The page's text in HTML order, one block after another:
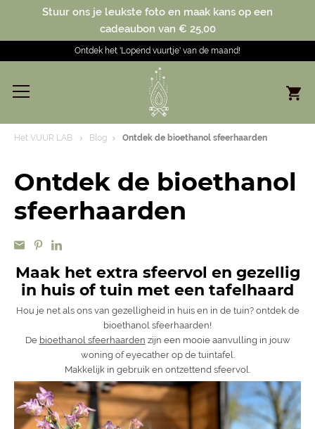
Stuur ons je leukste foto en maak kans op een
cadeaubon van € 25,00
Ontdek het 'Lopend vuurtje' van de maand!
Het VUUR LAB. Blog Ontdek de bioethanol sfeerhaarden
Ontdek de bioethanol
sfeerhaarden
Maak het extra sfeervol en gezellig
in huis of tuin met een tafelhaard
Hou je net als ons van gezelligheid in huis en in de tuin? ontdek de
bioethanol sfeerhaarden!
De bioethanol sfeerhaarden zijn een mooie aanvulling in jouw
woning of eyecather op de tuintafel.
Makkelijk in gebruik en ontzettend sfeervol.